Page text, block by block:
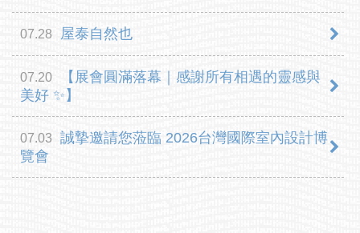
07.28 屋泰自然也
07.20
【展會圓滿落幕｜感謝所有相遇的靈感與
美好 ✨】
07.03 誠摯邀請您蒞臨 2026台灣國際室內設計博
覽會